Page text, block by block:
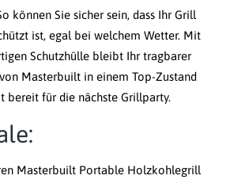
können Sie sicher sein, dass Ihr Grill
ist, egal bei welchem Wetter. Mit
Schutzhülle bleibt Ihr tragbarer
Masterbuilt in einem Top-Zustand
bereit für die nächste Grillparty.
Masterbuilt Portable Holzkohlegrill